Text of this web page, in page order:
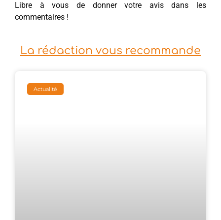
Libre à vous de donner votre avis dans les
commentaires !
La rédaction vous recommande
Actualité